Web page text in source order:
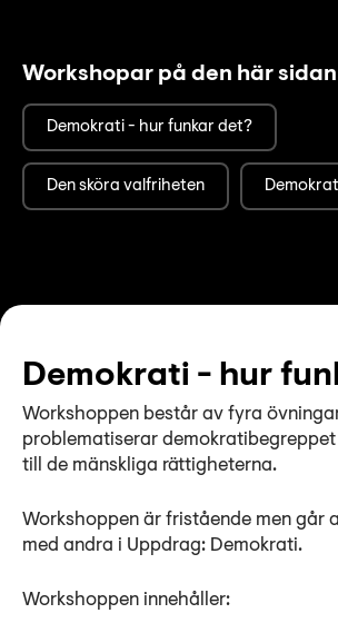
Workshopar på den här sidan
Demokrati - hur funkar det?
Den sköra valfriheten
Demokrati - hur
Workshoppen består av fyra
problematiserar
till de mänskliga rättigheterna.
Workshoppen är fristående men går
med andra i Uppdrag: Demokrati.
Workshoppen innehåller: